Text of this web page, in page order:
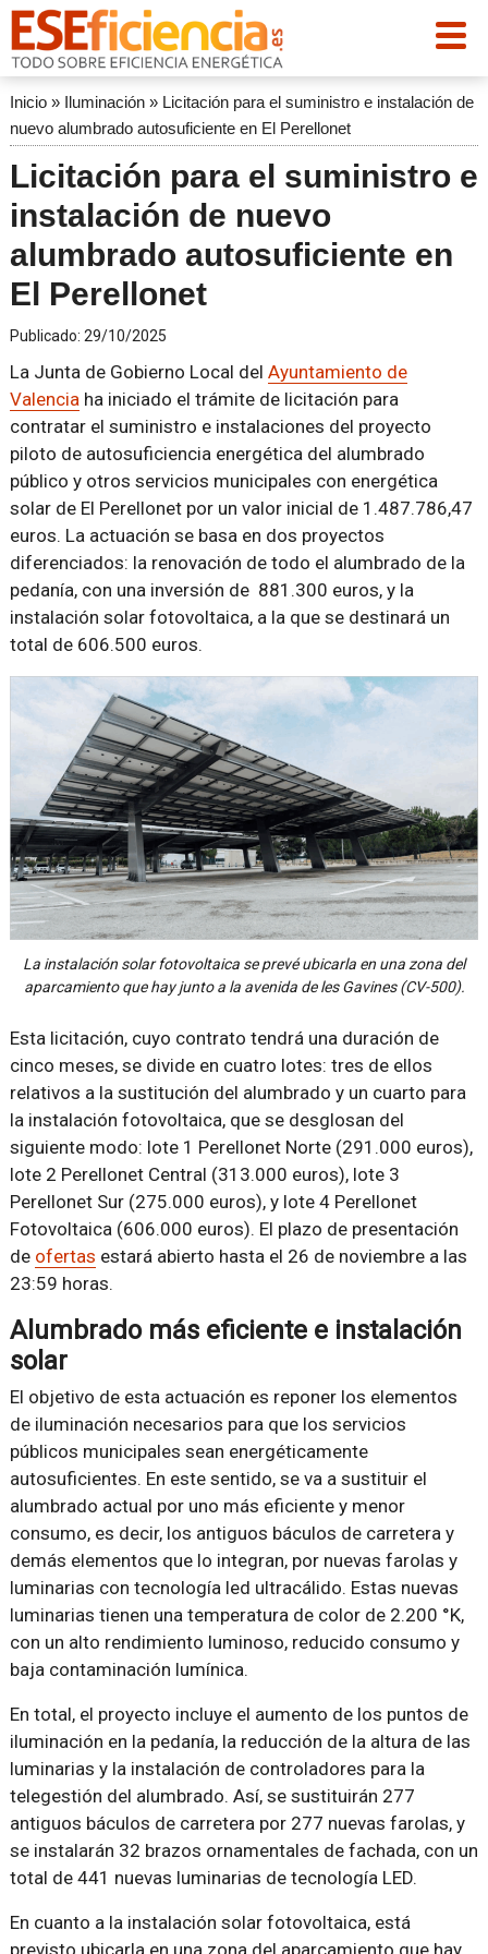
Inicio» Iluminación» Licitación para el suministro e instalación de
nuevo alumbrado autosuficiente en El Perellonet
Licitación para el suministro e
instalación de nuevo
alumbrado autosuficiente en
El Perellonet
Publicado: 29/10/2025
La Junta de Gobierno Local del Ayuntamiento de
Valenciaha iniciado el trámite de licitación para
contratar el suministro e instalaciones del proyecto
piloto de autosuficiencia energética del alumbrado
público y otros servicios municipales con energética
solar de El Perellonet por un valor inicial de 1.487.786,47
euros. La actuación se basa en dos proyectos
diferenciados: la renovación de todo el alumbrado de la
pedanía, con una inversión de 881.300 euros, y la
instalación solar fotovoltaica, a la que se destinará un
total de 606.500 euros.
La instalación solar fotovoltaica se prevé ubicarla en una zona del
aparcamiento que hay junto a la avenida de les Gavines (CV-500).
Esta licitación, cuyo contrato tendrá una duración de
cinco meses, se divide en cuatro lotes: tres de ellos
relativos a la sustitución del alumbrado y un cuarto para
la instalación fotovoltaica, que se desglosan del
siguiente modo: lote 1 Perellonet Norte (291.000 euros),
lote 2 Perellonet Central (313.000 euros), lote 3
Perellonet Sur (275.000 euros), y lote 4 Perellonet
Fotovoltaica (606.000 euros). El plazo de presentación
de ofertas estará abierto hasta el 26 de noviembre a las
23:59 horas.
Alumbrado más eficiente e instalación
solar
El objetivo de esta actuación es reponer los elementos
de iluminación necesarios para que los servicios
públicos municipales sean energéticamente
autosuficientes. En este sentido, se va a sustituir el
alumbrado actual por uno más eficiente y menor
consumo, es decir, los antiguos báculos de carretera y
demás elementos que lo integran, por nuevas farolas y
luminarias con tecnología led ultracálido. Estas nuevas
luminarias tienen una temperatura de color de 2.200 °K,
con un alto rendimiento luminoso, reducido consumo y
baja contaminación lumínica.
En total, el proyecto incluye el aumento de los puntos de
iluminación en la pedanía, la reducción de la altura de las
luminarias y la instalación de controladores para la
telegestión del alumbrado. Así, se sustituirán 277
antiguos báculos de carretera por 277 nuevas farolas, y
se instalarán 32 brazos ornamentales de fachada, con un
total de 441 nuevas luminarias de tecnología LED.
En cuanto a la instalación solar fotovoltaica, está
previsto ubicarla en una zona del aparcamiento que hay